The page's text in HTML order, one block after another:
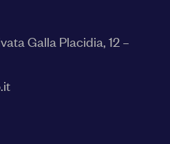
Galla Placidia, 12 –